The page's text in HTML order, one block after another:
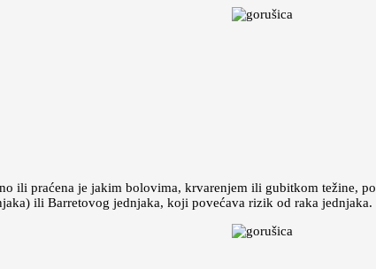
ili praćena je jakim bolovima, krvarenjem ili gubitkom težine,
ili Barretovog jednjaka, koji povećava rizik od raka jednjaka.